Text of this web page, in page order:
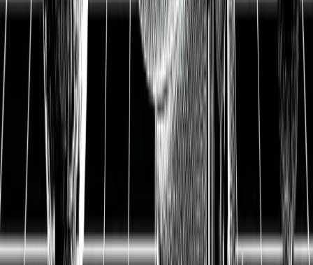
Update
BYD Aktie bricht um fast 70
% ein – Das steckt wirklich
dahinter
Die BYD Aktie (Build Your Dreams), ein Schwergewicht im
Bereich Elektrofahrzeuge und Batterien, verzeichnete heute einen
extremen Kursrückgang. Nach einer langen Periode, in der das
chinesische Unternehmen mit Stabilität und vielversprechenden
Wachstumsaussichten überzeugen konnte, stellt sich nun die
Frage: Welche Gründe haben zu diesem Rückgang geführt?
Dieser Kurz-Report analysiert die entscheidenden Faktoren, die
heute den Kurs der BYD Aktie beeinflusst haben. Spoiler: Es ist
nicht so schlimm, wie viele denken.